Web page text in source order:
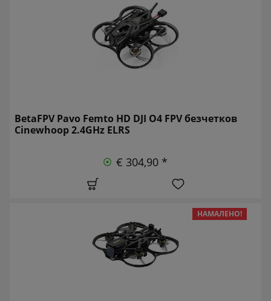
BetaFPV Pavo Femto HD DJI O4 FPV безчетков
Cinewhoop 2.4GHz ELRS
€ 304,90 *
НАМАЛЕНО!